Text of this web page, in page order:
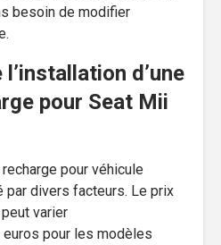
besoin de modifier
d’une
pour Seat Mii
pour véhicule
par divers facteurs. Le prix
varier
pour les modèles